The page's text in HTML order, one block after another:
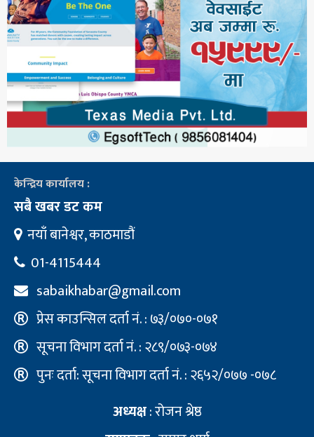
केन्द्रिय कार्यालय :
सबै खबर डट कम
नयाँ बानेश्वर, काठमाडौं
01-4115444
sabaikhabar@gmail.com
प्रेस काउन्सिल दर्ता नं. : ७३/०७०-०७१
सूचना विभाग दर्ता नं. : २८९/०७३-०७४
पुनः दर्ता: सूचना विभाग दर्ता नं. : २६५२/०७७ -०७८
अध्यक्ष: रोजन श्रेष्ठ